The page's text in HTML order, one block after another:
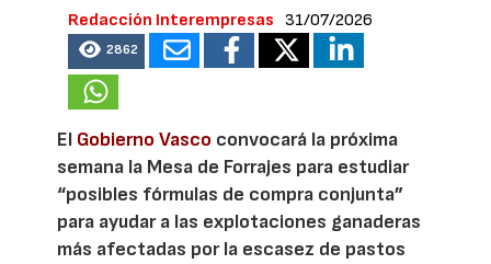
Redacción Interempresas 31/07/2026
2862
El Gobierno Vasco convocará la próxima
semana la Mesa de Forrajes para estudiar
“posibles fórmulas de compra conjunta”
para ayudar a las explotaciones ganaderas
más afectadas por la escasez de pastos